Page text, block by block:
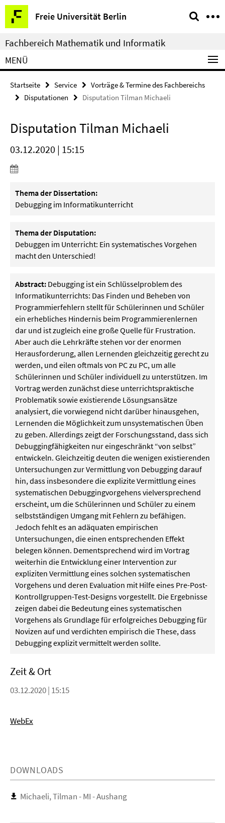
Springe
direkt
zu
Inhalt
Freie Universität Berlin
Service-
Navigation
Fachbereich Mathematik und Informatik
MENÜ
Startseite Service
Vorträge & Termine des Fachbereichs
Disputationen
Disputation Tilman Michaeli
Disputation Tilman Michaeli
03.12.2020 | 15:15
Thema der Dissertation:
Debugging im Informatikunterricht
Thema der Disputation:
Debuggen im Unterricht: Ein systematisches Vorgehen
macht den Unterschied!
Abstract: Debugging ist ein Schlüsselproblem des
Informatikunterrichts: Das Finden und Beheben von
Programmierfehlern stellt für Schülerinnen und Schüler
ein erhebliches Hindernis beim Programmierenlernen
dar und ist zugleich eine große Quelle für Frustration.
Aber auch die Lehrkräfte stehen vor der enormen
Herausforderung, allen Lernenden gleichzeitig gerecht zu
werden, und eilen oftmals von PC zu PC, um alle
Schülerinnen und Schüler individuell zu unterstützen. Im
Vortrag werden zunächst diese unterrichtspraktische
Problematik sowie existierende Lösungsansätze
analysiert, die vorwiegend nicht darüber hinausgehen,
Lernenden die Möglichkeit zum unsystematischen Üben
zu geben. Allerdings zeigt der Forschungsstand, dass sich
Debuggingfähigkeiten nur eingeschränkt “von selbst”
entwickeln. Gleichzeitig deuten die wenigen existierenden
Untersuchungen zur Vermittlung von Debugging darauf
hin, dass insbesondere die explizite Vermittlung eines
systematischen Debuggingvorgehens vielversprechend
erscheint, um die Schülerinnen und Schüler zu einem
selbstständigen Umgang mit Fehlern zu befähigen.
Jedoch fehlt es an adäquaten empirischen
Untersuchungen, die einen entsprechenden Effekt
belegen können. Dementsprechend wird im Vortrag
weiterhin die Entwicklung einer Intervention zur
expliziten Vermittlung eines solchen systematischen
Vorgehens und deren Evaluation mit Hilfe eines Pre-Post-
Kontrollgruppen-Test-Designs vorgestellt. Die Ergebnisse
zeigen dabei die Bedeutung eines systematischen
Vorgehens als Grundlage für erfolgreiches Debugging für
Novizen auf und verdichten empirisch die These, dass
Debugging explizit vermittelt werden sollte.
Zeit & Ort
03.12.2020 | 15:15
WebEx
DOWNLOADS
Michaeli, Tilman - MI - Aushang